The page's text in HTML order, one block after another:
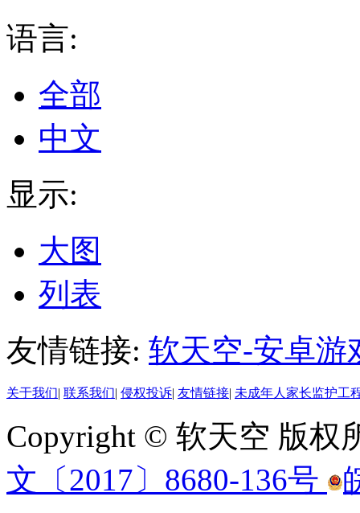
语言:
全部
中文
显示:
大图
列表
友情链接: 软天空-安卓游
关于我们| 联系我们| 侵权投诉| 友情链接| 未成年人家长监护工
Copyright © 软天空 版权
文〔2017〕8680-136号